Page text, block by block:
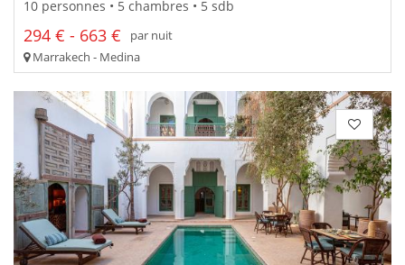
10 personnes • 5 chambres • 5 sdb
294 € - 663 €
par nuit
Marrakech - Medina